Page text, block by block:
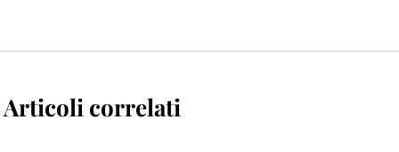
Articoli correlati